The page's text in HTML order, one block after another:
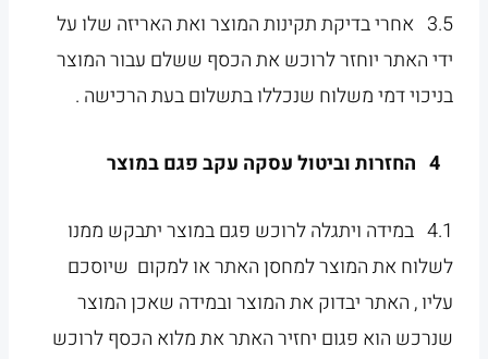
3.5 אחרי בדיקת תקינות המוצר ואת האריזה שלו על
ידי האתר יוחזר לרוכש את הכסף ששלם עבור המוצר
בניכוי דמי משלוח שנכללו בתשלום בעת הרכישה .
4 החזרות וביטול עסקה עקב פגם במוצר
4.1 במידה ויתגלה לרוכש פגם במוצר יתבקש ממנו
לשלוח את המוצר למחסן האתר או למקום שיוסכם
עליו , האתר יבדוק את המוצר ובמידה שאכן המוצר
שנרכש הוא פגום יחזיר האתר את מלוא הכסף לרוכש